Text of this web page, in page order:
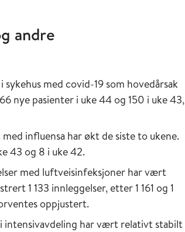
andre
med covid-19 som hovedårsak
nye pasienter i uke 44 og 150 i uke 43,
influensa har økt de siste to ukene.
43 og 8 i uke 42.
med luftveisinfeksjoner har vært
1 133 innleggelser, etter 1 161 og 1
oppjustert.
intensivavdeling har vært relativt stabilt